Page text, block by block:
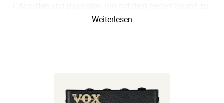
üben und dabei die Dinge einfach zu halten. Denken Sie
Verfügbare Modelle:
Weiterlesen